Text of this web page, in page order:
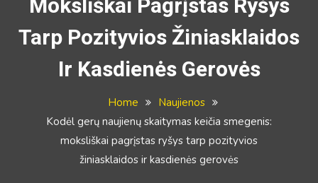
Moksliškai Pagrįstas Ryšys
Tarp Pozityvios Žiniasklaidos
Ir Kasdienės Gerovės
Home
Naujienos
Kodėl gerų naujienų skaitymas keičia smegenis:
moksliškai pagrįstas ryšys tarp pozityvios
žiniasklaidos ir kasdienės gerovės